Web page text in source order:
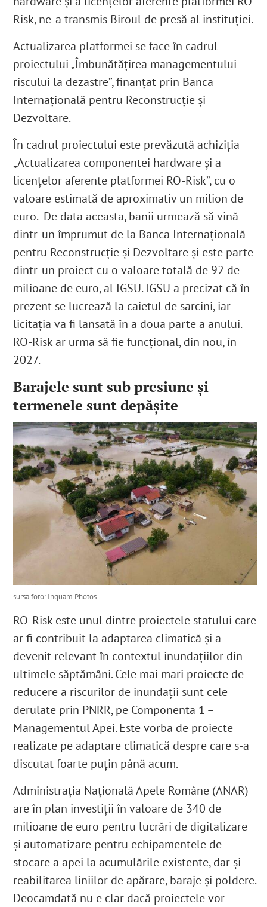
Risk, ne-a transmis Biroul de presă al instituției.
Actualizarea platformei se face în cadrul
proiectului „Îmbunătățirea managementului
riscului la dezastre”, finanțat prin Banca
Internațională pentru Reconstrucție şi
Dezvoltare.
În cadrul proiectului este prevăzută achiziția
„Actualizarea componentei hardware și a
licențelor aferente platformei RO-Risk”, cu o
valoare estimată de aproximativ un milion de
euro. De data aceasta, banii urmează să vină
dintr-un împrumut de la Banca Internațională
pentru Reconstrucție și Dezvoltare și este parte
dintr-un proiect cu o valoare totală de 92 de
milioane de euro, al IGSU. IGSU a precizat că în
prezent se lucrează la caietul de sarcini, iar
licitația va fi lansată în a doua parte a anului.
RO-Risk ar urma să fie funcțional, din nou, în
2027.
Barajele sunt sub presiune și
termenele sunt depășite
sursa foto: Inquam Photos
RO-Risk este unul dintre proiectele statului care
ar fi contribuit la adaptarea climatică și a
devenit relevant în contextul inundațiilor din
ultimele săptămâni. Cele mai mari proiecte de
reducere a riscurilor de inundații sunt cele
derulate prin PNRR, pe Componenta 1 –
Managementul Apei. Este vorba de proiecte
realizate pe adaptare climatică despre care s-a
discutat foarte puțin până acum.
Administrația Națională Apele Române (ANAR)
are în plan investiții în valoare de 340 de
milioane de euro pentru lucrări de digitalizare
și automatizare pentru echipamentele de
stocare a apei la acumulările existente, dar și
reabilitarea liniilor de apărare, baraje și poldere.
Deocamdată nu e clar dacă proiectele vor